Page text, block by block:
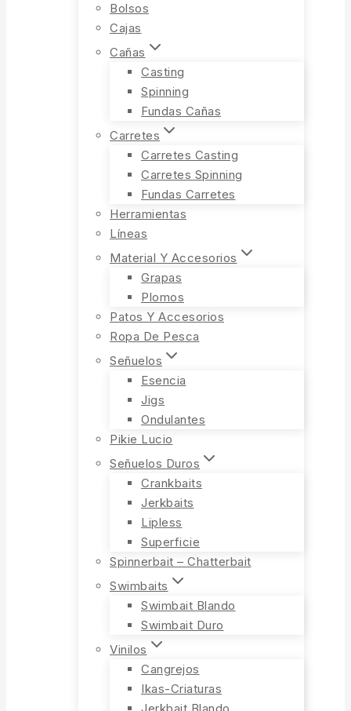
Bolsos
Cajas
Cañas
Casting
Spinning
Fundas Cañas
Carretes
Carretes Casting
Carretes Spinning
Fundas Carretes
Herramientas
Líneas
Material Y Accesorios
Grapas
Plomos
Patos Y Accesorios
Ropa De Pesca
Señuelos
Esencia
Jigs
Ondulantes
Pikie Lucio
Señuelos Duros
Crankbaits
Jerkbaits
Lipless
Superficie
Spinnerbait – Chatterbait
Swimbaits
Swimbait Blando
Swimbait Duro
Vinilos
Cangrejos
Ikas-Criaturas